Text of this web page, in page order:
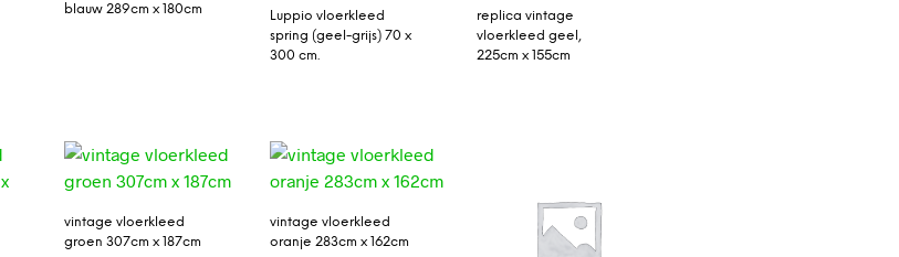
blauw 289cm x 180cm
Luppio vloerkleed
spring (geel-grijs) 70 x
300 cm.
replica vintage
vloerkleed geel,
225cm x 155cm
vintage vloerkleed
groen 307cm x 187cm
vintage vloerkleed
oranje 283cm x 162cm